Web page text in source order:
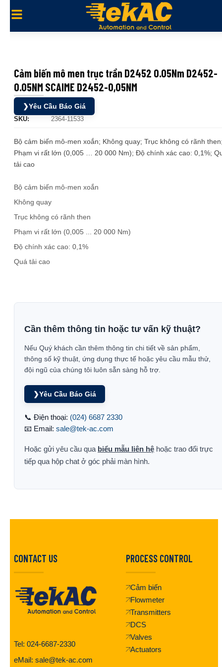
Cảm biến mô men trục trần D2452 0.05Nm D2452-
0.05NM SCAIME D2452-0,05NM
❯Yêu Cầu Báo Giá
SKU: 2364-11533
Bộ cảm biến mô-men xoắn; Không quay; Trục không có rãnh
Phạm vi rất lớn (0,005 … 20 000 Nm); Độ chính xác cao: 0,1%;
tải cao
Bộ cảm biến mô-men xoắn
Không quay
Trục không có rãnh then
Phạm vi rất lớn (0,005 ... 20 000 Nm)
Độ chính xác cao: 0,1%
Quá tải cao
Cần thêm thông tin hoặc tư vấn kỹ thuật?
Nếu Quý khách cần thêm thông tin chi tiết về sản phẩm,
thông số kỹ thuật, ứng dụng thực tế hoặc yêu cầu mẫu thử,
đội ngũ của chúng tôi luôn sẵn sàng hỗ trợ.
❯Yêu Cầu Báo Giá
📞 Điện thoại: (024) 6687 2330
📧 Email: sale@tek-ac.com
Hoặc gửi yêu cầu qua biểu mẫu liên hệ hoặc trao đổi trực
tiếp qua hộp chat ở góc phải màn hình.
CONTACT US
Tel: 024-6687-2330
eMail: sale@tek-ac.com
PROCESS CONTROL
Cảm biến
Flowmeter
Transmitters
DCS
Valves
Actuators